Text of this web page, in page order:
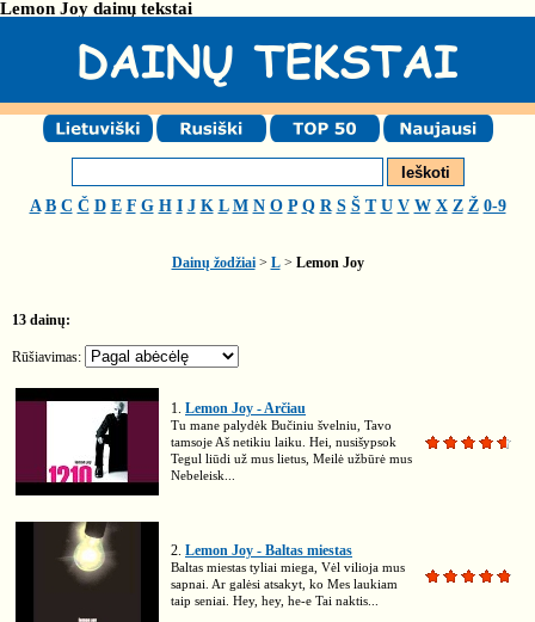
Lemon Joy dainų tekstai
A B C Č D E F G H I J K L M N O P Q R S Š T U V W X Z Ž 0-9
Dainų žodžiai> L> Lemon Joy
13 dainų:
Rūšiavimas:
1. Lemon Joy - Arčiau
Tu mane palydėk Bučiniu švelniu, Tavo
tamsoje Aš netikiu laiku. Hei, nusišypsok
Tegul liūdi už mus lietus, Meilė užbūrė mus
Nebeleisk...
2. Lemon Joy - Baltas miestas
Baltas miestas tyliai miega, Vėl vilioja mus
sapnai. Ar galėsi atsakyt, ko Mes laukiam
taip seniai. Hey, hey, he-e Tai naktis...